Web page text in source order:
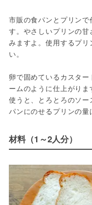
市販の食パンとプリン
す。やさしいプリンの
みますよ。使用するプ
い。
卵で固めているカスタ
ームのように仕上がり
使うと、とろとろのソ
パンにのせるプリンの量
材料（1～2人分）